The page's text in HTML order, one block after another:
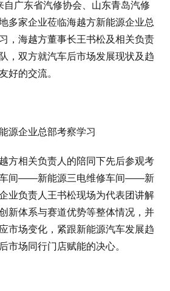
自广东省汽修协会、山东青岛汽修
多家企业莅临海越方新能源企业总
，海越方董事长王书松及相关负责
，双方就汽车后市场发展现状及趋
好的交流。
源企业总部考察学习
方相关负责人的陪同下先后参观考
车间——新能源三电维修车间——新
业负责人王书松现场为代表团讲解
新体系与赛道优势等整体情况，并
市场变化，紧跟新能源汽车发展趋
市场同行门店赋能的决心。